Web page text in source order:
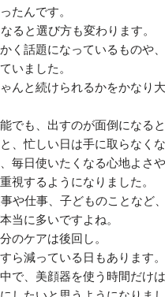
たんです。
ると選び方も変わります。
く話題になっているものや
いました。
んと続けられるかをかなり
でも、出すのが面倒になる
、忙しい日は手に取らなくな
毎日使いたくなる心地よさ
視するようになりました。
や仕事、子どものことなど
当に多いですよね。
のケアは後回し。
ら減っている日もあります。
で、美顔器を使う時間だけ